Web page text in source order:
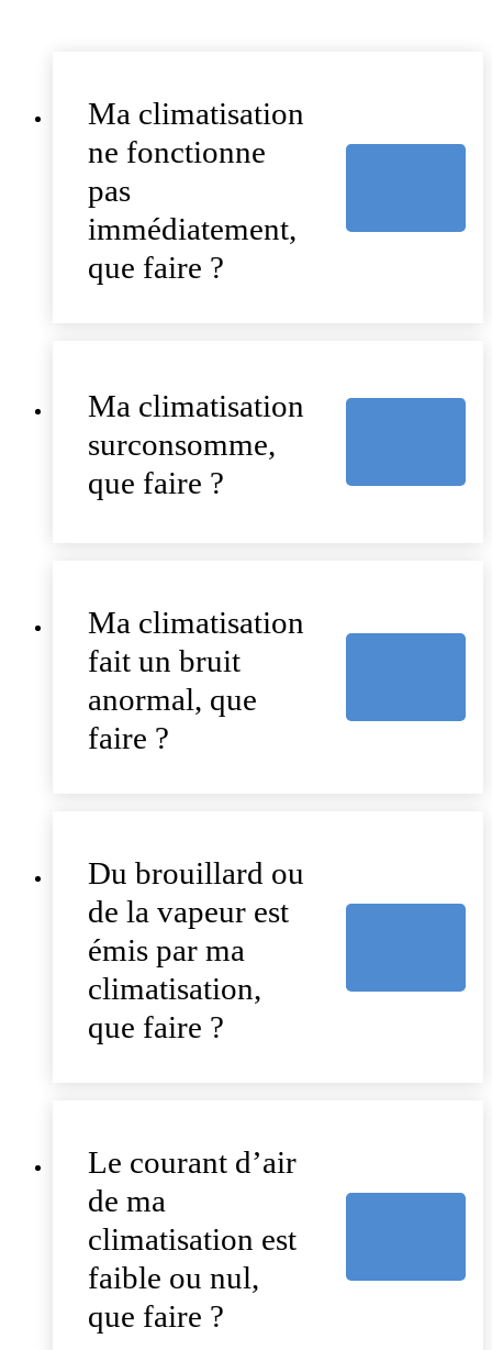
Ma climatisation
ne fonctionne
pas
immédiatement,
que faire ?
Ma climatisation
surconsomme,
que faire ?
Ma climatisation
fait un bruit
anormal, que
faire ?
Du brouillard ou
de la vapeur est
émis par ma
climatisation,
que faire ?
Le courant d’air
de ma
climatisation est
faible ou nul,
que faire ?